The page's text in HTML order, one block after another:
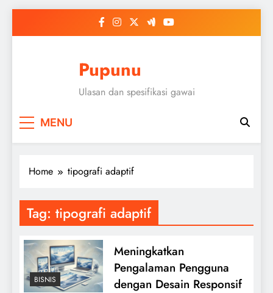
Pupunu
Ulasan dan spesifikasi gawai
MENU
Home tipografi adaptif
Tag: tipografi adaptif
BISNIS
Meningkatkan
Pengalaman Pengguna
dengan Desain Responsif